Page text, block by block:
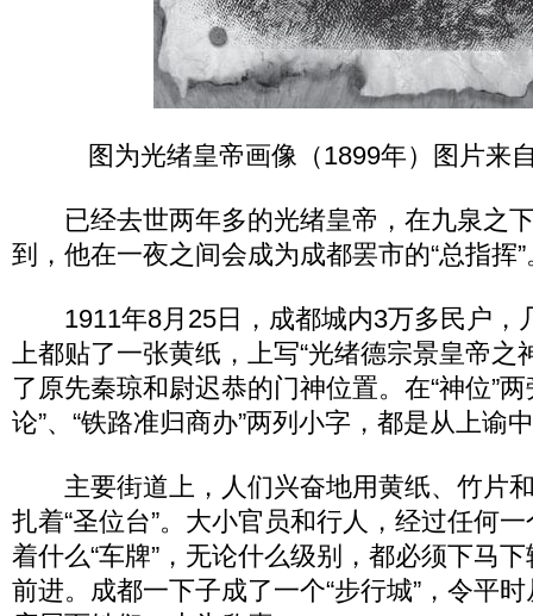
图为光绪皇帝画像（1899年）图片来
已经去世两年多的光绪皇帝，在九泉之
到，他在一夜之间会成为成都罢市的“总指挥”
1911年8月25日，成都城内3万多民户，
上都贴了一张黄纸，上写“光绪德宗景皇帝之
了原先秦琼和尉迟恭的门神位置。在“神位”
论”、“铁路准归商办”两列小字，都是从上谕
主要街道上，人们兴奋地用黄纸、竹片
扎着“圣位台”。大小官员和行人，经过任何一
着什么“车牌”，无论什么级别，都必须下马
前进。成都一下子成了一个“步行城”，令平